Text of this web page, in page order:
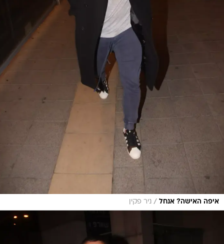
איפה האישה? אנחל / ניר פקין